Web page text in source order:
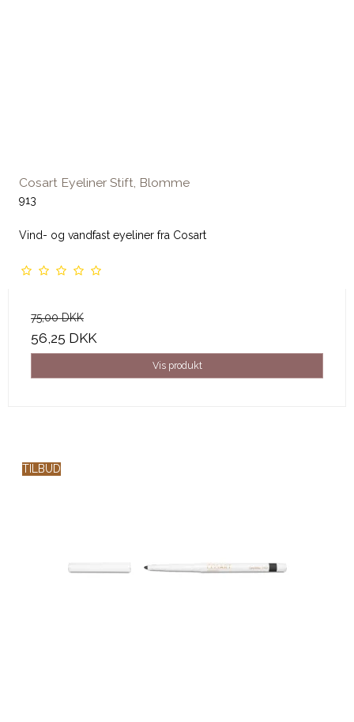
Cosart Eyeliner Stift, Blomme
913
Vind- og vandfast eyeliner fra Cosart
75,00 DKK
56,25 DKK
Vis produkt
TILBUD